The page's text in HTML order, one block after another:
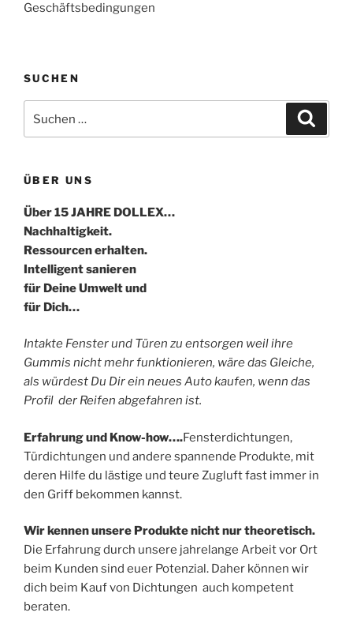
Geschäftsbedingungen
SUCHEN
nach:
ÜBER UNS
Über 15 JAHRE DOLLEX…
Nachhaltigkeit.
Ressourcen erhalten.
Intelligent sanieren
für Deine Umwelt und
für Dich…
Intakte Fenster und Türen zu entsorgen weil ihre
Gummis nicht mehr funktionieren, wäre das Gleiche,
als würdest Du Dir ein neues Auto kaufen, wenn das
Profil der Reifen abgefahren ist.
Erfahrung und Know-how….Fensterdichtungen,
Türdichtungen und andere spannende Produkte, mit
deren Hilfe du lästige und teure Zugluft fast immer in
den Griff bekommen kannst.
Wir kennen unsere Produkte nicht nur theoretisch.
Die Erfahrung durch unsere jahrelange Arbeit vor Ort
beim Kunden sind euer Potenzial. Daher können wir
dich beim Kauf von Dichtungen auch kompetent
beraten.